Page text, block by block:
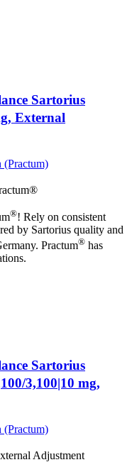
Sartorius
External
®! Rely on consistent
by Sartorius quality and
Practum® has
Sartorius
3,100|10 mg,
Adjustment